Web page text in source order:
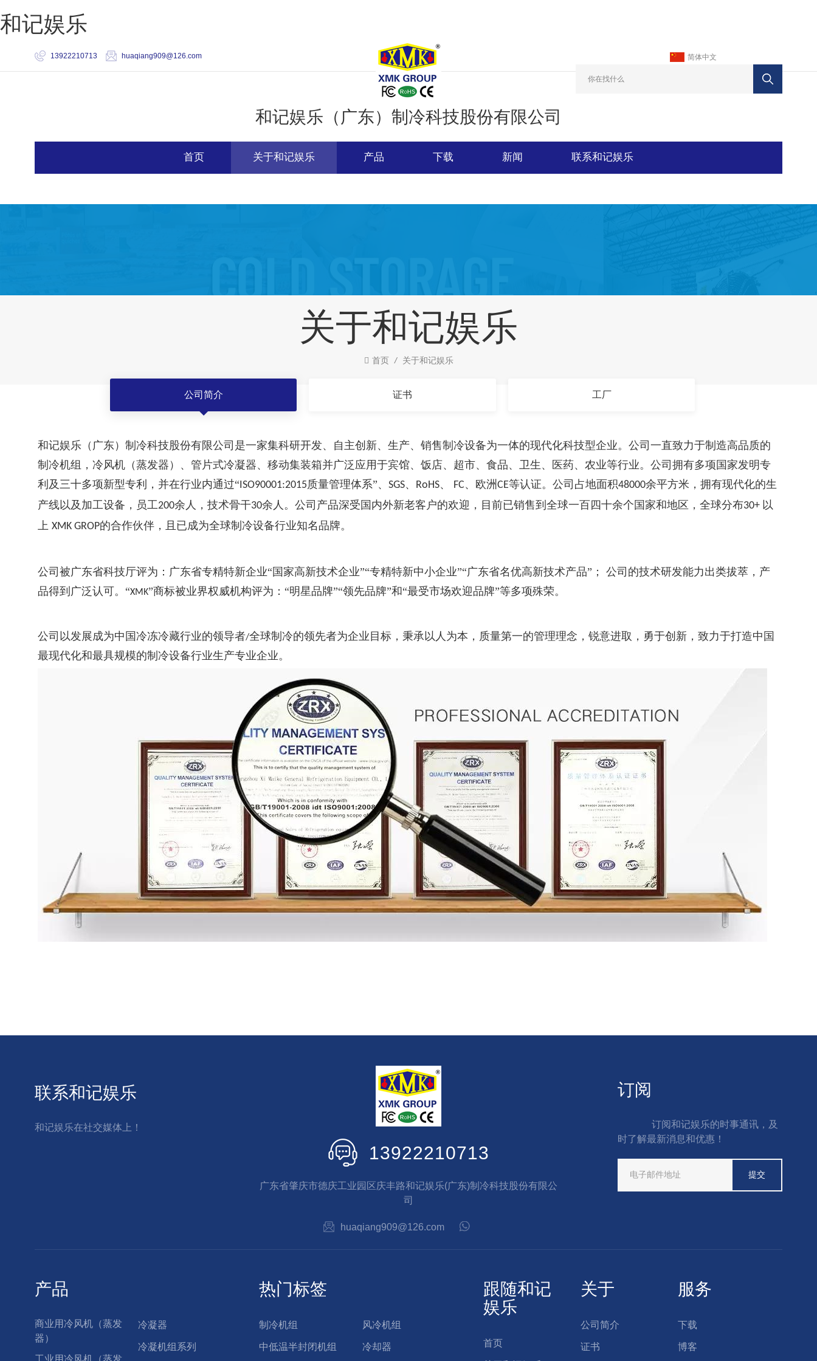
和记娱乐
13922210713 huaqiang909@126.com 简体中文
和记娱乐（广东）制冷科技股份有限公司
首页 关于和记娱乐 产品 下载 新闻 联系和记娱乐
关于和记娱乐
首页 / 关于和记娱乐
公司简介 证书 工厂
和记娱乐（广东）制冷科技股份有限公司是一家集科研开发、自主创新、生产、销售制冷设备为一体的现代化科技型企业。公司一直致力于制造高品质的
制冷机组，冷风机（蒸发器）、管片式冷凝器、移动集装箱并广泛应用于宾馆、饭店、超市、食品、卫生、医药、农业等行业。公司拥有多项国家发明专
利及三十多项新型专利，并在行业内通过“ISO90001:2015质量管理体系”、 SGS、 RoHS、 FC、欧洲CE等认证。公司占地面积48000余平方米，拥有现代化的生
产线以及加工设备，员工200余人，技术骨干30余人。公司产品深受国内外新老客户的欢迎，目前已销售到全球一百四十余个国家和地区，全球分布30+ 以
上 XMK GROP的合作伙伴，且已成为全球制冷设备行业知名品牌。
公司被广东省科技厅评为：广东省专精特新企业“国家高新技术企业”“专精特新中小企业”“广东省名优高新技术产品”； 公司的技术研发能力出类拔萃，产
品得到广泛认可。“XMK”商标被业界权威机构评为：“明星品牌”“领先品牌”和“最受市场欢迎品牌”等多项殊荣。
公司以发展成为中国冷冻冷藏行业的领导者/全球制冷的领先者为企业目标，秉承以人为本，质量第一的管理理念，锐意进取，勇于创新，致力于打造中国
最现代化和最具规模的制冷设备行业生产专业企业。
13922210713
广东省肇庆市德庆工业园区庆丰路和记娱乐(广东)制冷科技股份有限公
司
huaqiang909@126.com
订阅
订阅和记娱乐的时事通讯，及
时了解最新消息和优惠！
联系和记娱乐
和记娱乐在社交媒体上！
产品
商业用冷风机（蒸发
器）
冷凝器
冷凝机组系列
热门标签
制冷机组
中低温半封闭机组
风冷机组
冷却器
跟随和记
娱乐
首页
关于
公司简介
证书
服务
下载
博客